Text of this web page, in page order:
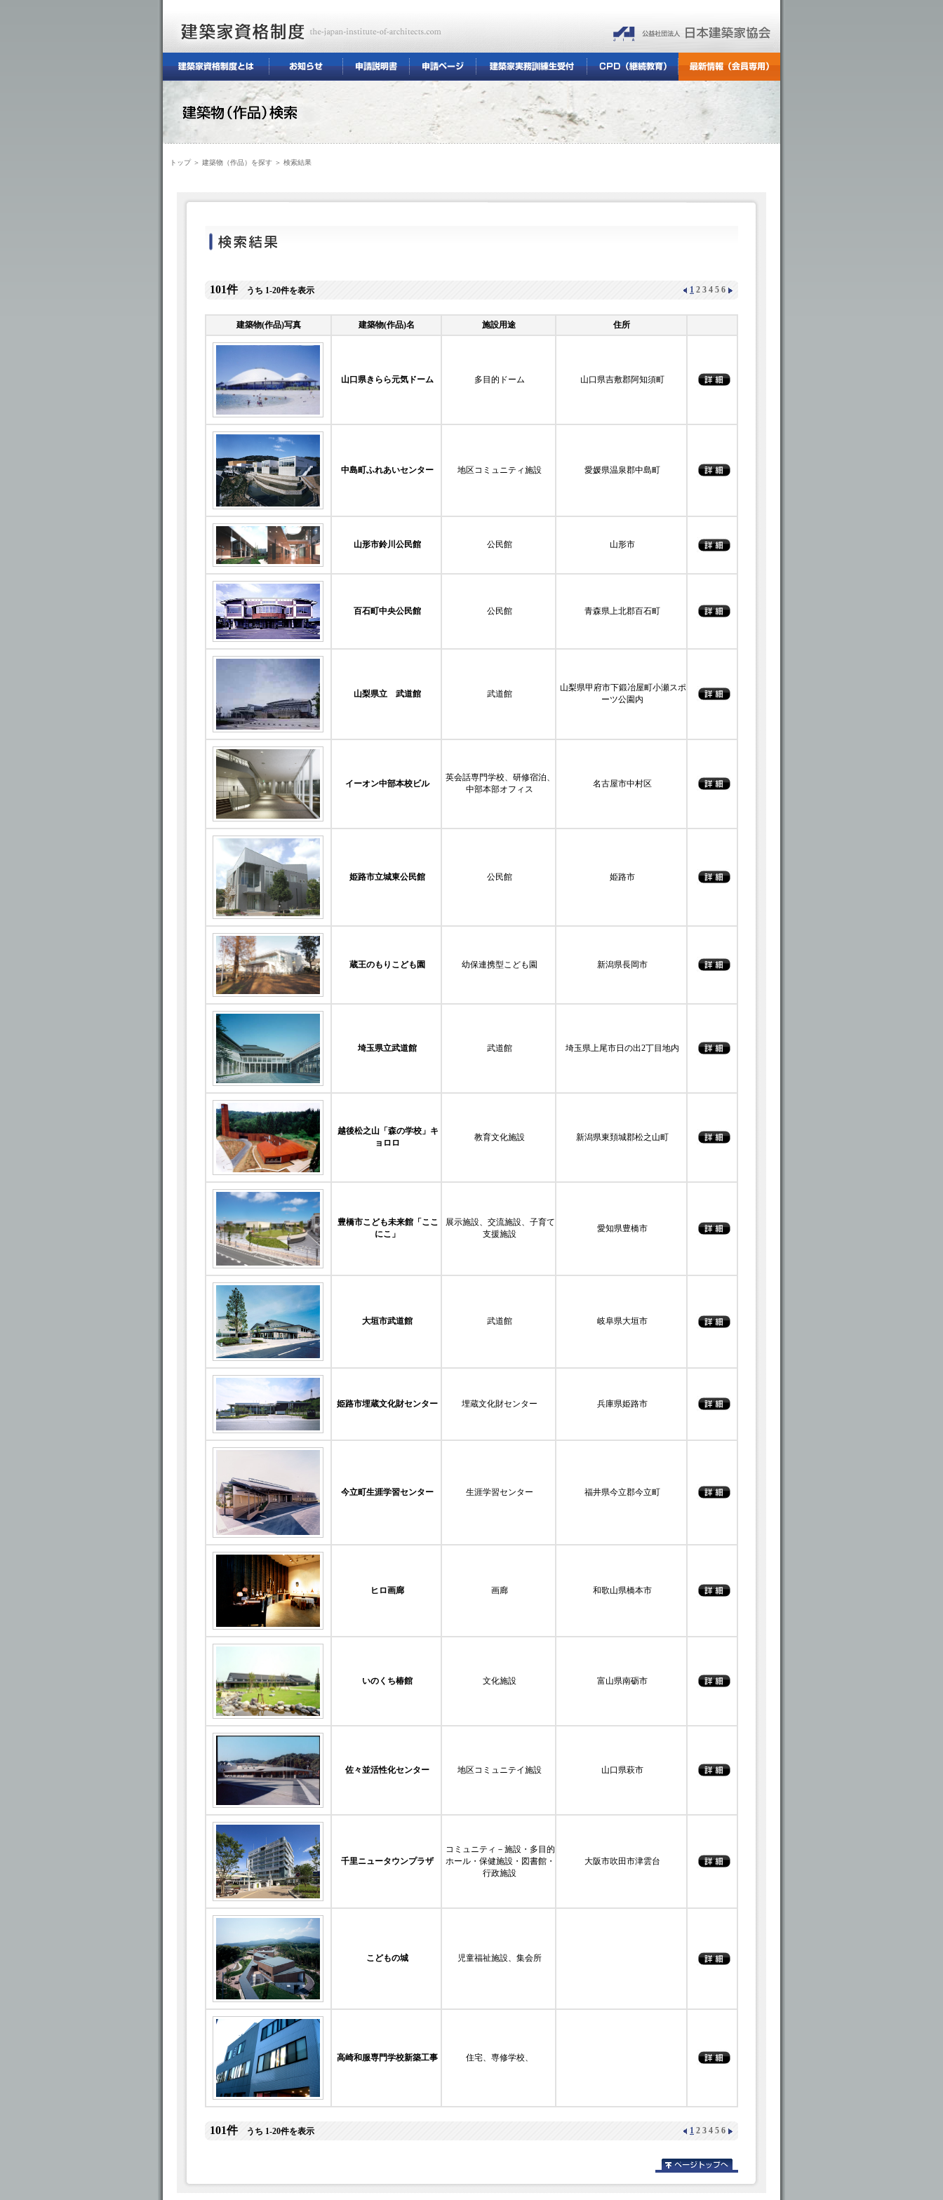
トップ＞ 建築物（作品）を探す ＞ 検索結果
101件うち 1-20件を表示 1 2 3 4 5 6
建築物(作品)写真 建築物(作品)名 施設用途 住所
山口県きらら元気ドーム 多目的ドーム 山口県吉敷郡阿知須町
中島町ふれあいセンター 地区コミュニティ施設 愛媛県温泉郡中島町
山形市鈴川公民館 公民館 山形市
百石町中央公民館 公民館 青森県上北郡百石町
山梨県立 武道館 武道館
山梨県甲府市下鍛冶屋町小瀬スポ
ーツ公園内
イーオン中部本校ビル
英会話専門学校、研修宿泊、
中部本部オフィス
名古屋市中村区
姫路市立城東公民館 公民館 姫路市
蔵王のもりこども園 幼保連携型こども園 新潟県長岡市
埼玉県立武道館 武道館 埼玉県上尾市日の出2丁目地内
越後松之山「森の学校」キ
ョロロ
教育文化施設 新潟県東頚城郡松之山町
豊橋市こども未来館「ここ
にこ」
展示施設、交流施設、子育て
支援施設
愛知県豊橋市
大垣市武道館 武道館 岐阜県大垣市
姫路市埋蔵文化財センター 埋蔵文化財センター 兵庫県姫路市
今立町生涯学習センター 生涯学習センター 福井県今立郡今立町
ヒロ画廊 画廊 和歌山県橋本市
いのくち椿館 文化施設 富山県南砺市
佐々並活性化センター 地区コミュニテイ施設 山口県萩市
千里ニュータウンプラザ
コミュニティ－施設・多目的
ホール・保健施設・図書館・
行政施設
大阪市吹田市津雲台
こどもの城 児童福祉施設、集会所
高崎和服専門学校新築工事 住宅、専修学校、
101件うち 1-20件を表示 1 2 3 4 5 6